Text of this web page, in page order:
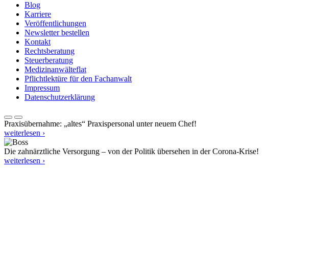
Blog
Karriere
Veröffentlichungen
Newsletter bestellen
Kontakt
Rechtsberatung
Steuerberatung
Medizinanwälteflat
Pflichtlektüre für den Fachanwalt
Impressum
Datenschutzerklärung
Praxisübernahme: „altes“ Praxispersonal unter neuem Chef!
weiterlesen ›
Die zahnärztliche Versorgung – von der Politik übersehen in der Corona-Krise!
weiterlesen ›